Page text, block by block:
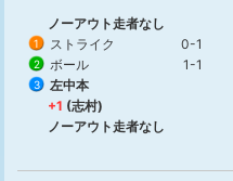
ノーアウト走者なし
1 ストライク 0-1
2 ボール 1-1
3
左中本
+1 (志村)
ノーアウト走者なし